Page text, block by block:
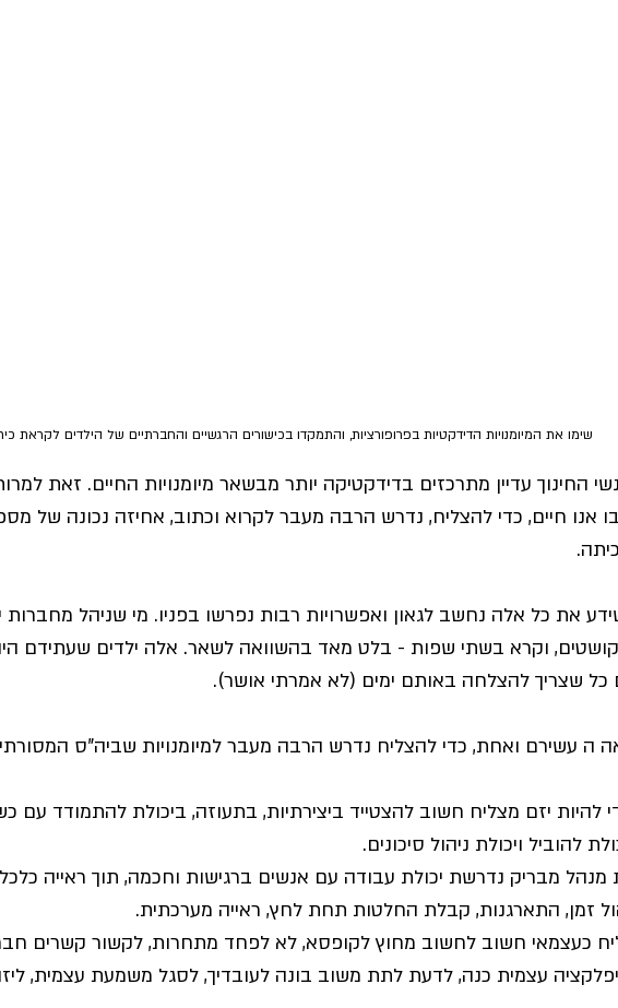
החינוך עדיין מתרכזים בדידקטיקה יותר מבשאר מיומנויות החיים. זאת
אנו חיים, כדי להצליח, נדרש הרבה מעבר לקרוא וכתוב, אחיזה נכונה של
את כל אלה נחשב לגאון ואפשרויות רבות נפרשו בפניו. מי שניהל מחברות
וקרא בשתי שפות - בלט מאד בהשוואה לשאר. אלה ילדים שעתידם היה
כל שצריך להצלחה באותם ימים (לא אמרתי אושר).
ה עשירם ואחת, כדי להצליח נדרש הרבה מעבר למיומנויות שביה"ס
להיות יזם מצליח חשוב להצטייד ביצירתיות, בתעוזה, ביכולת להתמודד עם
להוביל ויכולת ניהול סיכונים.
מנהל מבריק נדרשת יכולת עבודה עם אנשים ברגישות וחכמה, תוך ראייה
זמן, התארגנות, קבלת החלטות תחת לחץ, ראייה מערכתית.
כעצמאי חשוב לחשוב מחוץ לקופסא, לא לפחד מתחרות, לקשור קשרים
עצמית כנה, לדעת לתת משוב בונה לעובדיך, לסגל משמעת עצמית,